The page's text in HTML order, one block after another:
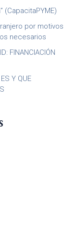
(CapacitaPYME)
por motivos
necesarios
FINANCIACIÓN
Y QUE